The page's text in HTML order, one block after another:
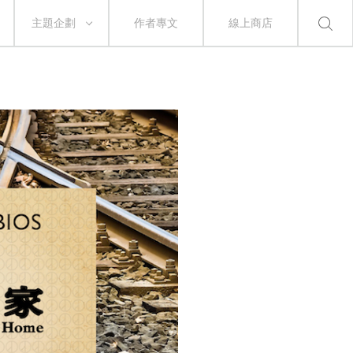
主題企劃 作者專文 線上商店